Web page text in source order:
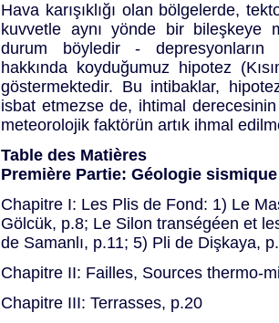
Hava karışıklığı olan bölgelerde,
kuvvetle aynı yönde bir bileşkeye
durum böyledir - depresyonların
hakkında koyduğumuz hipotez
göstermektedir. Bu intibaklar,
isbat etmezse de, ihtimal
meteorolojik faktörün artık ihmal
Table des Matières
Première Partie: Géologie sismique
Chapitre I: Les Plis de Fond: 1) Le
Gölcük, p.8; Le Silon transégéen et
de Samanlı, p.11; 5) Pli de Dişkaya,
Chapitre II: Failles, Sources thermo-
Chapitre III: Terrasses, p.20